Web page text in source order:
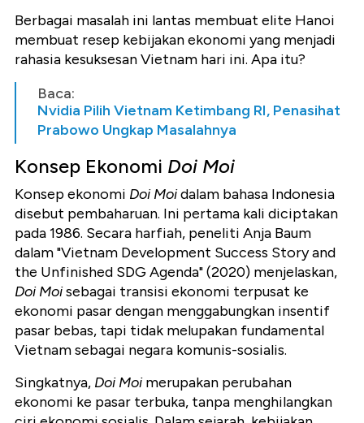
Berbagai masalah ini lantas membuat elite Hanoi
membuat resep kebijakan ekonomi yang menjadi
rahasia kesuksesan Vietnam hari ini. Apa itu?
Baca:
Nvidia Pilih Vietnam Ketimbang RI, Penasihat
Prabowo Ungkap Masalahnya
Konsep Ekonomi Doi Moi
Konsep ekonomi Doi Moidalam bahasa Indonesia
disebut pembaharuan. Ini pertama kali diciptakan
pada 1986. Secara harfiah, peneliti Anja Baum
dalam "Vietnam Development Success Story and
the Unfinished SDG Agenda" (2020) menjelaskan,
Doi Moisebagai transisi ekonomi terpusat ke
ekonomi pasar dengan menggabungkan insentif
pasar bebas, tapi tidak melupakan fundamental
Vietnam sebagai negara komunis-sosialis.
Singkatnya, Doi Moimerupakan perubahan
ekonomi ke pasar terbuka, tanpa menghilangkan